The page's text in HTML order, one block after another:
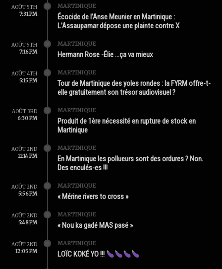
AOÛT 5TH
7:31 PM
MARTINIQUE
Écocide de l’Anse Meunier en Martinique :
L’Assaupamar dépose une plainte contre X
AOÛT 5TH
7:16 PM
MARTINIQUE
Hermann Rose -Élie …ça va mieux
AOÛT 4TH
5:15 PM
MARTINIQUE
Tour de Martinique des yoles rondes : la FYRM offre-t-
elle gratuitement son trésor audiovisuel ?
AOÛT 3RD
6:30 PM
MARTINIQUE
Produit de 1ère nécessité en rupture de stock en
Martinique
AOÛT 2ND
11:14 PM
MARTINIQUE
En Martinique les pollueurs sont des ordures ? Non.
Des enculés-es !!!
AOÛT 2ND
5:56 PM
MARTINIQUE
« Mérine rivers to cross »
AOÛT 2ND
5:48 PM
MARTINIQUE
« Nou ka gadé MAS pasé »
AOÛT 2ND
12:05 PM
MARTINIQUE
LOÏC KOKÉ YO !!!